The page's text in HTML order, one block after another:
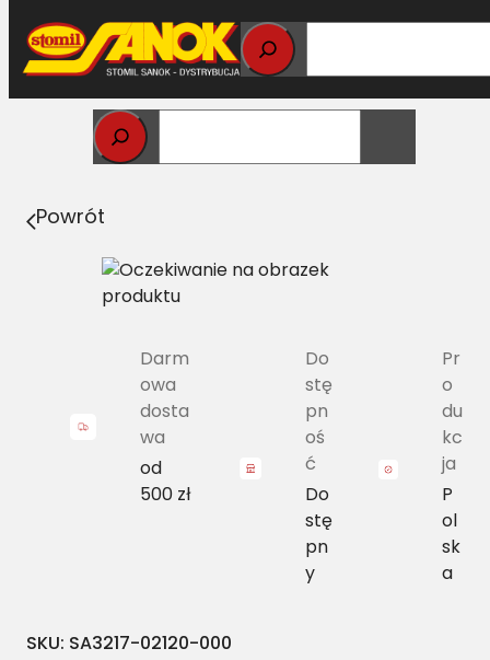
Przejdź
do
treści
Strona główna>
klasyczny MF S0614136 L=L [CL 952937.0]
Powrót
Darm
owa
dosta
wa
od
500 zł
Do
stę
pn
oś
ć
Do
stę
pn
y
Pr
o
du
kc
ja
P
ol
sk
a
SKU: SA3217-02120-000